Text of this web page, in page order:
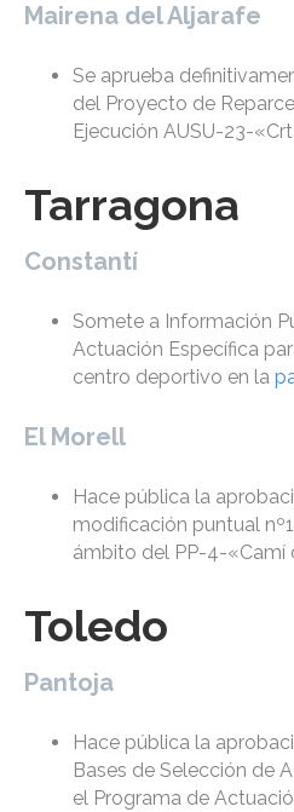
Mairena del Aljarafe
Se aprueba
del Proyecto de
Ejecución AUSU-23-
Tarragona
Constantí
Somete a Información
Actuación Específica
centro deportivo en la
El Morell
Hace pública la
modificación puntual
ámbito del PP-4-«Camí
Toledo
Pantoja
Hace pública la
Bases de Selección de
el Programa de